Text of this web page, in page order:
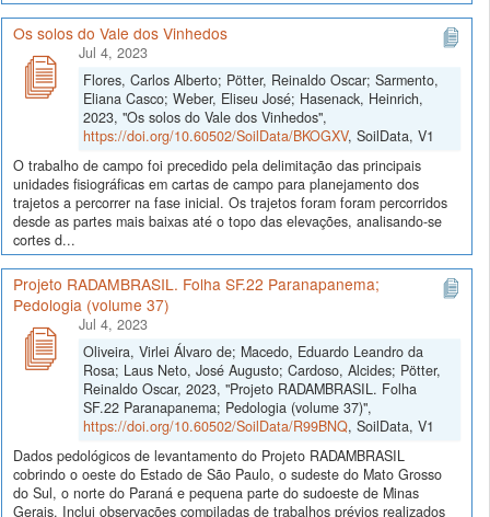
Os solos do Vale dos Vinhedos
Jul 4, 2023
Flores, Carlos Alberto; Pötter, Reinaldo Oscar; Sarmento,
Eliana Casco; Weber, Eliseu José; Hasenack, Heinrich,
2023, "Os solos do Vale dos Vinhedos",
https://doi.org/10.60502/SoilData/BKOGXV, SoilData, V1
O trabalho de campo foi precedido pela delimitação das principais
unidades fisiográficas em cartas de campo para planejamento dos
trajetos a percorrer na fase inicial. Os trajetos foram foram percorridos
desde as partes mais baixas até o topo das elevações, analisando-se
cortes d...
Projeto RADAMBRASIL. Folha SF.22 Paranapanema;
Pedologia (volume 37)
Jul 4, 2023
Oliveira, Virlei Álvaro de; Macedo, Eduardo Leandro da
Rosa; Laus Neto, José Augusto; Cardoso, Alcides; Pötter,
Reinaldo Oscar, 2023, "Projeto RADAMBRASIL. Folha
SF.22 Paranapanema; Pedologia (volume 37)",
https://doi.org/10.60502/SoilData/R99BNQ, SoilData, V1
Dados pedológicos de levantamento do Projeto RADAMBRASIL
cobrindo o oeste do Estado de São Paulo, o sudeste do Mato Grosso
do Sul, o norte do Paraná e pequena parte do sudoeste de Minas
Gerais. Inclui observações compiladas de trabalhos prévios realizados